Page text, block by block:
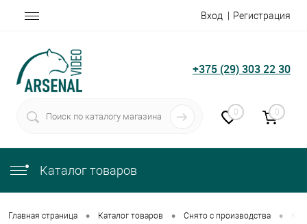
Вход Регистрация
+375 (29) 303 22 30
0 0
Каталог товаров
Главная страница • Каталог товаров • Снято с производства •